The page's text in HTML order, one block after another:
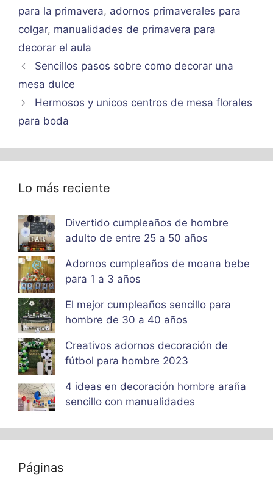
para la primavera, adornos primaverales para
colgar, manualidades de primavera para
decorar el aula
Sencillos pasos sobre como decorar una
mesa dulce
Hermosos y unicos centros de mesa florales
para boda
Lo más reciente
Divertido cumpleaños de hombre
adulto de entre 25 a 50 años
Adornos cumpleaños de moana bebe
para 1 a 3 años
El mejor cumpleaños sencillo para
hombre de 30 a 40 años
Creativos adornos decoración de
fútbol para hombre 2023
4 ideas en decoración hombre araña
sencillo con manualidades
Páginas